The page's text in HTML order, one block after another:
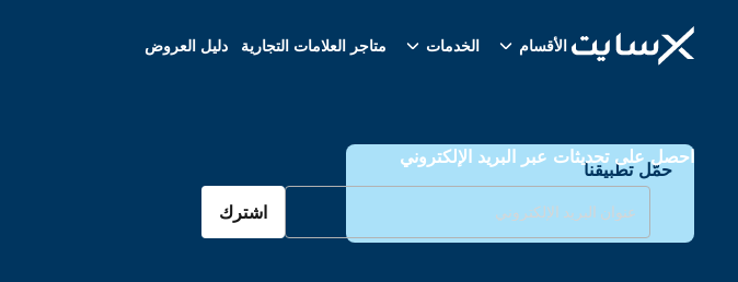
الأقسام الخدمات متاجر العلامات التجارية دليل العروض
حمّل تطبيقنا
احصل على تحديثات عبر البريد الإلكتروني
اشترك